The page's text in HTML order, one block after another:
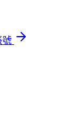
號